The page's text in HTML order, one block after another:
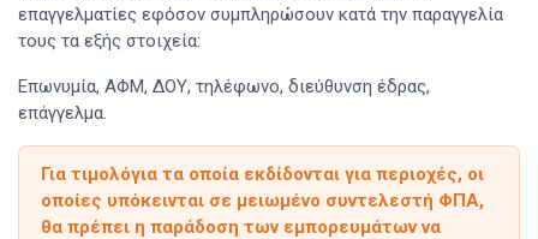
επαγγελματίες εφόσον συμπληρώσουν κατά την παραγγελία
τους τα εξής στοιχεία:
Επωνυμία, ΑΦΜ, ΔΟΥ, τηλέφωνο, διεύθυνση έδρας,
επάγγελμα.
Για τιμολόγια τα οποία εκδίδονται για περιοχές, οι
οποίες υπόκεινται σε μειωμένο συντελεστή ΦΠΑ,
θα πρέπει η παράδοση των εμπορευμάτων να